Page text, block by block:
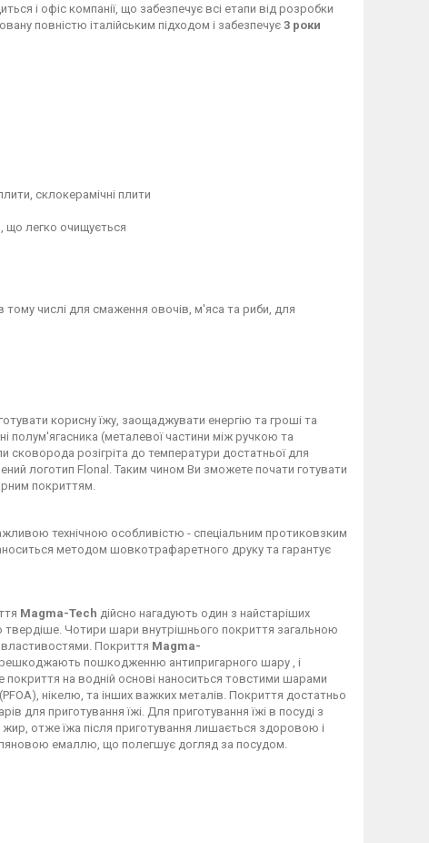
і офіс компанії, що забезпечує всі етапи від розробки
повністю італійським підходом і забезпечує 3 роки
склокерамічні плити
що легко очищується
числі для смаження овочів, м'яса та риби, для
корисну їжу, заощаджувати енергію та гроші та
полум'ягасника (металевої частини між ручкою та
розігріта до температури достатньої для
логотип Flonal. Таким чином Ви зможете почати готувати
покриттям.
технічною особливістю - спеціальним протиковзким
методом шовкотрафаретного друку та гарантує
Magma-Tech дійсно нагадують один з найстаріших
твердіше. Чотири шари внутрішнього покриття загальною
Покриття Magma-
пошкодженню антипригарного шару , і
покриття на водній основі наноситься товстими шарами
нікелю, та інших важких металів. Покриття достатньо
для приготування їжі. Для приготування їжі в посуді з
отже їжа після приготування лишається здоровою і
емаллю, що полегшує догляд за посудом.